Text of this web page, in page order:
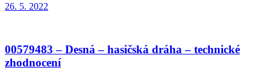
26. 5. 2022
00579483 – Desná – hasičská dráha – technické
zhodnocení